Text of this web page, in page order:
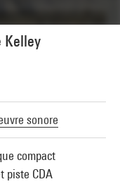
Kelley
sonore
compact
piste CDA